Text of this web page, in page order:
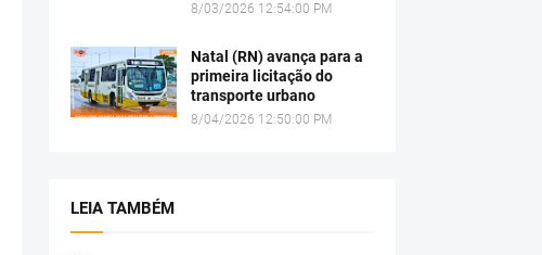
8/03/2026 12:54:00 PM
Natal (RN) avança para a
primeira licitação do
transporte urbano
8/04/2026 12:50:00 PM
LEIA TAMBÉM